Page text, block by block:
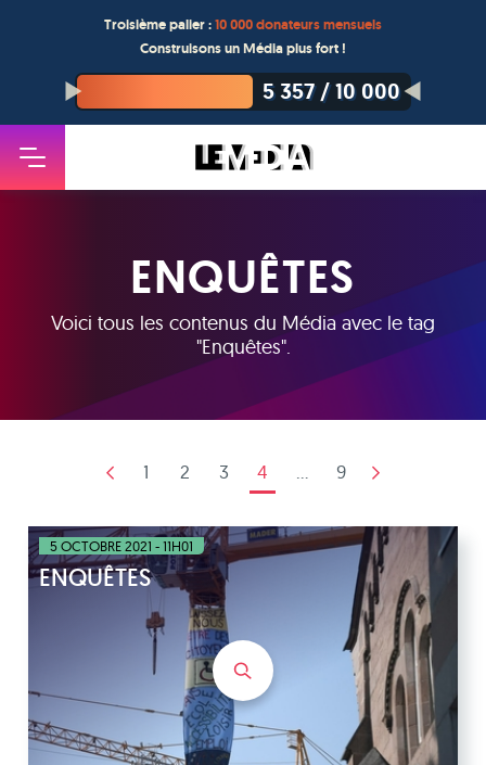
Troisième palier :10 000 donateurs mensuels
Construisons un Média plus fort !
5 357/10 000
ENQUÊTES
Voici tous les contenus du Média avec le tag
"Enquêtes".
1 2 3 4 9
5 OCTOBRE 2021 - 11H01
ENQUÊTES